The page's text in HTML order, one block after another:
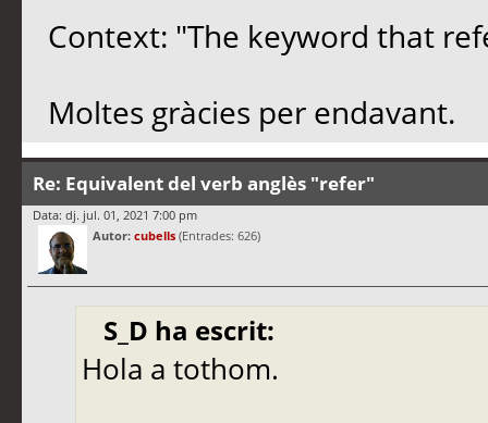
Context: "The keyword that
Moltes gràcies per endavant.
Re: Equivalent del verb anglès "refer"
Data: dj. jul. 01, 2021 7:00 pm
Autor: cubells (Entrades: 626)
S_D ha escrit:
Hola a tothom.